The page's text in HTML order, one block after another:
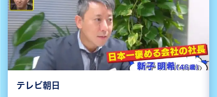
テレビ朝日